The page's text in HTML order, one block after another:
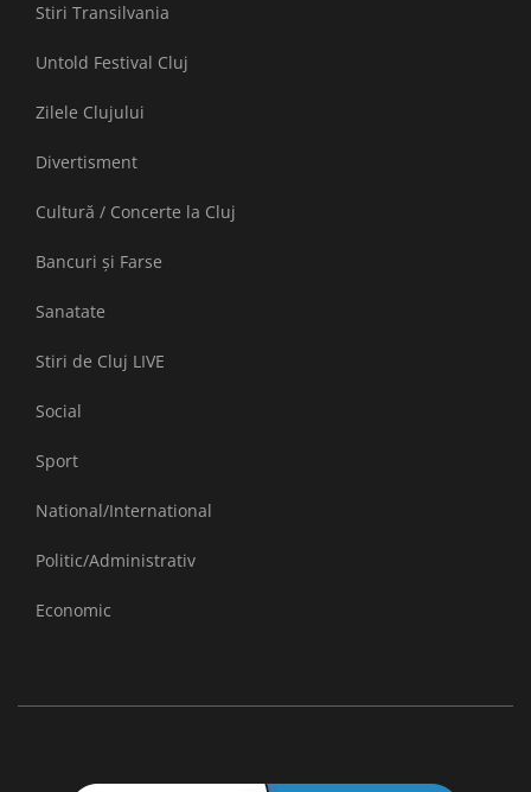
Stiri Transilvania
Untold Festival Cluj
Zilele Clujului
Divertisment
Cultură / Concerte la Cluj
Bancuri și Farse
Sanatate
Stiri de Cluj LIVE
Social
Sport
National/International
Politic/Administrativ
Economic